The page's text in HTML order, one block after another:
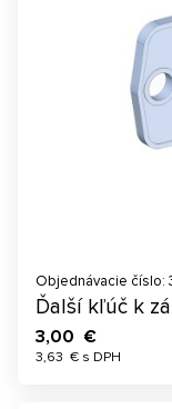
Objednávacie číslo:
Ďalší kľúč k
3,00 €
3,63 € s DPH